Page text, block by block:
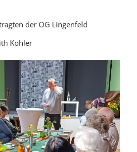
der OG Lingenfeld
Kohler